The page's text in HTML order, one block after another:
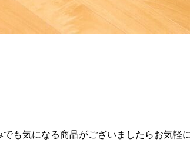
も気になる商品がございましたらお気軽